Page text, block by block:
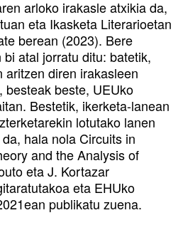
arloko irakasle atxikia da,
eta Ikasketa Literarioetan
berean (2023). Bere
atal jorratu ditu: batetik,
aritzen diren irakasleen
besteak beste, UEUko
Bestetik, ikerketa-lanean
lotutako lanen
hala nola Circuits in
and the Analysis of
eta J. Kortazar
eta EHUko
publikatu zuena.